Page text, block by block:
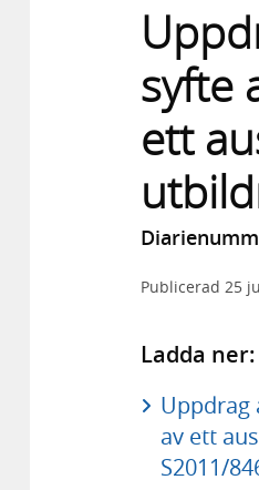
syfte
ett
Publicerad 25
Ladda ner:
Uppdrag
av ett
S2011/